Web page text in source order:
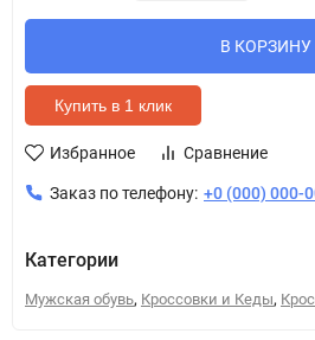
В КОРЗИНУ
Купить в 1 клик
Избранное Сравнение
Заказ по телефону: +0 (000) 000-
Категории
Мужская обувь, Кроссовки и Кеды,